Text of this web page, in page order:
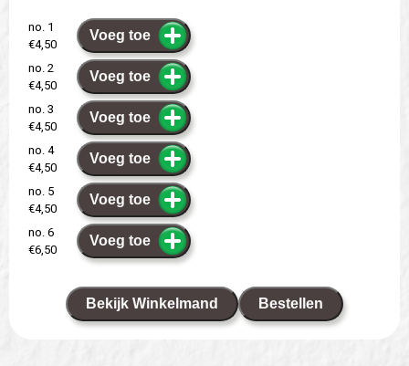
no. 1
€4,50
Voeg toe
no. 2
€4,50
Voeg toe
no. 3
€4,50
Voeg toe
no. 4
€4,50
Voeg toe
no. 5
€4,50
Voeg toe
no. 6
€6,50
Voeg toe
Bekijk Winkelmand Bestellen